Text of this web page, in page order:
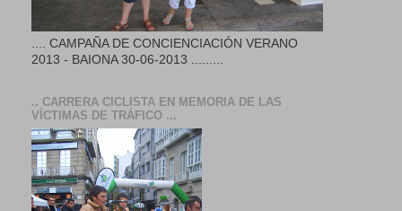
.... CAMPAÑA DE CONCIENCIACIÓN VERANO
2013 - BAIONA 30-06-2013 .........
.. CARRERA CICLISTA EN MEMORIA DE LAS
VÍCTIMAS DE TRÁFICO ...